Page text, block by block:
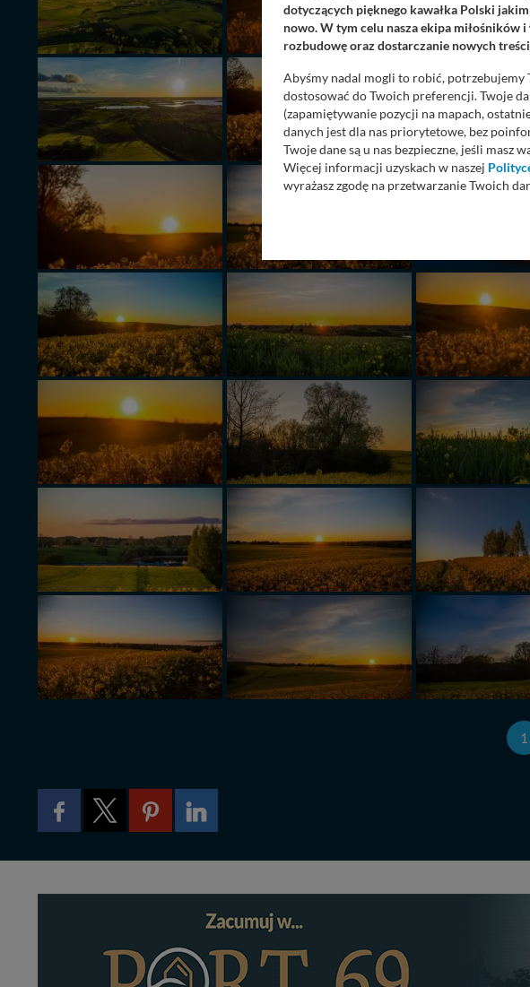
1
dotyczących pięknego kawałka Polski
nowo. W tym celu nasza ekipa
rozbudowę oraz dostarczanie nowych
Abyśmy nadal mogli to robić, potrzebujemy
dostosować do Twoich preferencji. Twoje
(zapamiętywanie pozycji na mapach,
danych jest dla nas priorytetowe, bez
Twoje dane są u nas bezpieczne, jeśli masz
Więcej informacji uzyskach w naszej
wyrażasz zgodę na przetwarzanie Twoich
Wyjątkiem jest sytuacja, gdy przekazanie
zasadach i funkcjonalności serwisu w
Administratorem Twoich danych jest:
11-500 Giżycko. Możesz z nami
W każdej chwili możesz: zażądać dostępu
przetwarzania. Pamiętaj jednak, że nie
informacji zawartych w plikach cookies.
przypadkach nie możemy tego zrobić za
Dziękujemy, i życzmy miłego odkrywania